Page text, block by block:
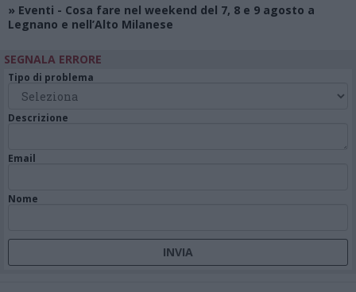
» Eventi - Cosa fare nel weekend del 7, 8 e 9 agosto a
Legnano e nell’Alto Milanese
SEGNALA ERRORE
Tipo di problema
Descrizione
Email
Nome